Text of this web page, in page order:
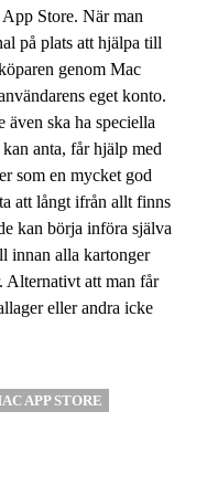
Store. När man
på plats att hjälpa till
genom Mac
eget konto.
även ska ha speciella
anta, får hjälp med
som en mycket god
att långt ifrån allt finns
kan börja införa själva
innan alla kartonger
Alternativt att man får
eller andra icke
APP STORE